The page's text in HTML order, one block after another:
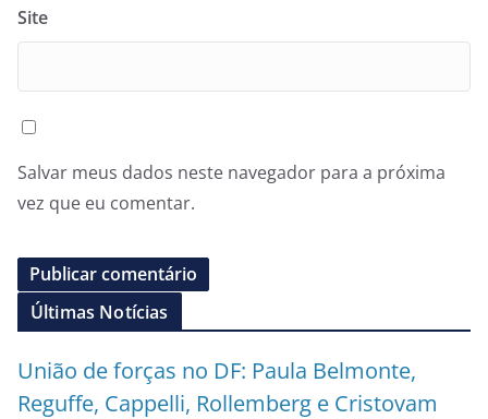
Site
Salvar meus dados neste navegador para a próxima
vez que eu comentar.
Últimas Notícias
União de forças no DF: Paula Belmonte,
Reguffe, Cappelli, Rollemberg e Cristovam